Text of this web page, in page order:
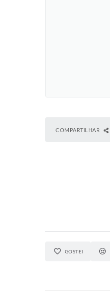
COMPARTILHAR
GOSTEI